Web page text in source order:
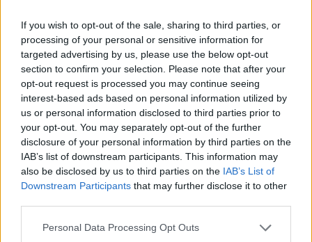
If you wish to opt-out of the sale, sharing to third parties, or
processing of your personal or sensitive information for
targeted advertising by us, please use the below opt-out
section to confirm your selection. Please note that after your
opt-out request is processed you may continue seeing
interest-based ads based on personal information utilized by
us or personal information disclosed to third parties prior to
your opt-out. You may separately opt-out of the further
disclosure of your personal information by third parties on the
IAB’s list of downstream participants. This information may
also be disclosed by us to third parties on the IAB’s List of
Downstream Participants that may further disclose it to other
Personal Data Processing Opt Outs
brit egyetemisták
élelmiszerbank
megélhetési problémák